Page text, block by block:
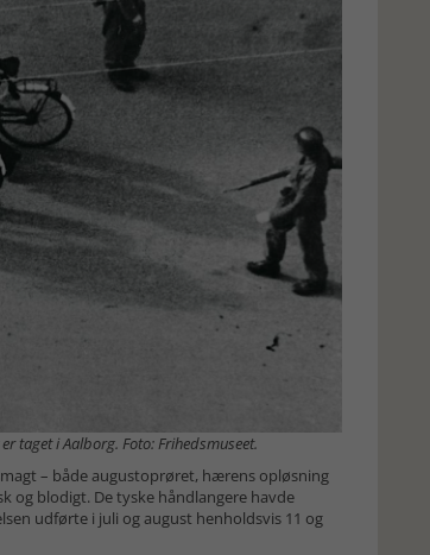
taget i Aalborg. Foto: Frihedsmuseet.
– både augustoprøret, hærens opløsning
og blodigt. De tyske håndlangere havde
udførte i juli og august henholdsvis 11 og